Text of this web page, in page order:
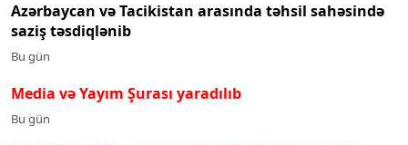
Azərbaycan və Tacikistan arasında təhsil sahəsində
saziş təsdiqlənib
Bu gün
Media və Yayım Şurası yaradılıb
Bu gün